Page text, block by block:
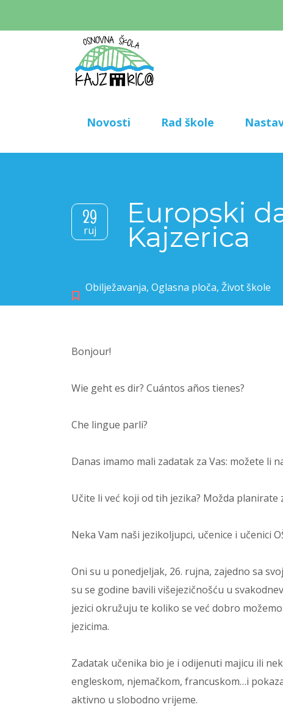
Novosti Rad škole
29
ruj
Europski
Kajzerica
Obilježavanja, Oglasna ploča, Život škole
Bonjour!
Wie geht es dir? Cuántos años tienes?
Che lingue parli?
Danas imamo mali zadatak za Vas: možete li
Učite li već koji od tih jezika? Možda
Neka Vam naši jezikoljupci, učenice i učenici
Oni su u ponedjeljak, 26. rujna, zajedno sa
su se godine bavili višejezičnošću u
jezici okružuju te koliko se već dobro
jezicima.
Zadatak učenika bio je i odijenuti majicu ili
engleskom, njemačkom, francuskom…i
aktivno u slobodno vrijeme.